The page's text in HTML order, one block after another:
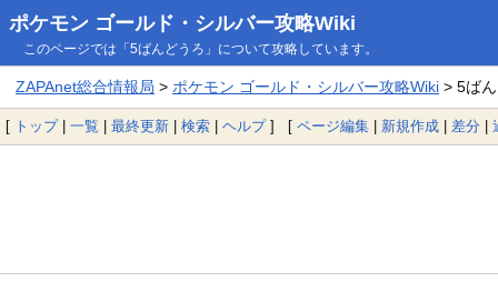
ポケモン ゴールド・シルバー攻略Wiki
このページでは「5ばんどうろ」について攻略しています。
ZAPAnet総合情報局 > ポケモン ゴールド・シルバー攻略Wiki> 5ば
[ トップ| 一覧 | 最終更新 | 検索 | ヘルプ] [ ページ編集 | 新規作成 | 差分 |